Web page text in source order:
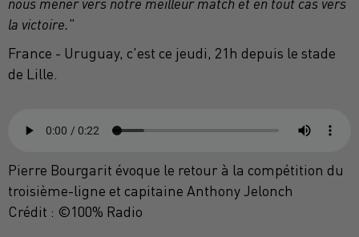
nous mener vers notre meilleur match et en tout cas vers
la victoire."
France - Uruguay, c'est ce jeudi, 21h depuis le stade
de Lille.
Pierre Bourgarit évoque le retour à la compétition du
troisième-ligne et capitaine Anthony Jelonch
Crédit : ©100% Radio